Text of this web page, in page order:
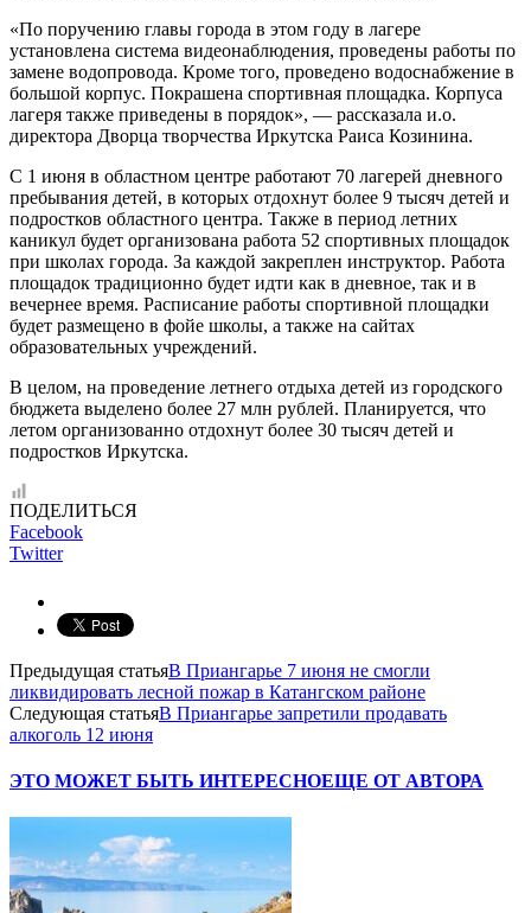
«По поручению главы города в этом году в лагере
установлена система видеонаблюдения, проведены работы по
замене водопровода. Кроме того, проведено водоснабжение в
большой корпус. Покрашена спортивная площадка. Корпуса
лагеря также приведены в порядок», — рассказала и.о.
директора Дворца творчества Иркутска Раиса Козинина.
С 1 июня в областном центре работают 70 лагерей дневного
пребывания детей, в которых отдохнут более 9 тысяч детей и
подростков областного центра. Также в период летних
каникул будет организована работа 52 спортивных площадок
при школах города. За каждой закреплен инструктор. Работа
площадок традиционно будет идти как в дневное, так и в
вечернее время. Расписание работы спортивной площадки
будет размещено в фойе школы, а также на сайтах
образовательных учреждений.
В целом, на проведение летнего отдыха детей из городского
бюджета выделено более 27 млн рублей. Планируется, что
летом организованно отдохнут более 30 тысяч детей и
подростков Иркутска.
ПОДЕЛИТЬСЯ
Facebook
Twitter
Предыдущая статьяВ Приангарье 7 июня не смогли
ликвидировать лесной пожар в Катангском районе
Следующая статьяВ Приангарье запретили продавать
алкоголь 12 июня
ЭТО МОЖЕТ БЫТЬ ИНТЕРЕСНОЕЩЕ ОТ АВТОРА